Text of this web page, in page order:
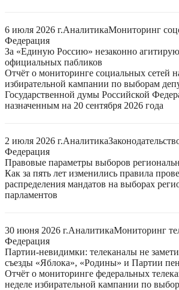
6 июля 2026 г.АналитикаМониторинг
Федерация
За «Единую Россию» незаконно
официальных пабликов
Отчёт о мониторинге социальных сетей
избирательной кампании по выборам
Государственной думы Российской
назначенным на 20 сентября 2026 года
2 июля 2026 г.Аналитика
Федерация
Правовые параметры выборов
Как за пять лет изменились правила
распределения мандатов на выборах
парламентов
30 июня 2026 г.АналитикаМониторинг
Федерация
Партии-невидимки: телеканалы не
съезды «Яблока», «Родины» и Партии
Отчёт о мониторинге федеральных
неделе избирательной кампании по